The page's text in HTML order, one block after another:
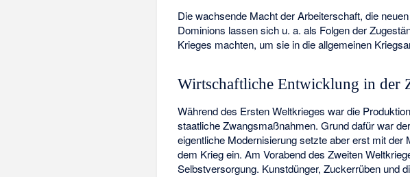
Die wachsende Macht der Arbeiterschaft, die
Dominions lassen sich u. a. als Folgen der
Krieges machten, um sie in die allgemeinen
Wirtschaftliche Entwicklung in der
Während des Ersten Weltkrieges war die
staatliche Zwangsmaßnahmen. Grund dafür war
eigentliche Modernisierung setzte aber erst mit
dem Krieg ein. Am Vorabend des Zweiten
Selbstversorgung. Kunstdünger, Zuckerrüben und